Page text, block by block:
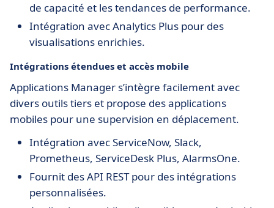
de capacité et les tendances de performance.
Intégration avec Analytics Plus pour des
visualisations enrichies.
Intégrations étendues et accès mobile
Applications Manager s’intègre facilement avec
divers outils tiers et propose des applications
mobiles pour une supervision en déplacement.
Intégration avec ServiceNow, Slack,
Prometheus, ServiceDesk Plus, AlarmsOne.
Fournit des API REST pour des intégrations
personnalisées.